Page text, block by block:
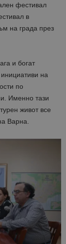
фестивал
в
на града през
и богат
на
по
Именно тази
живот все
Варна.